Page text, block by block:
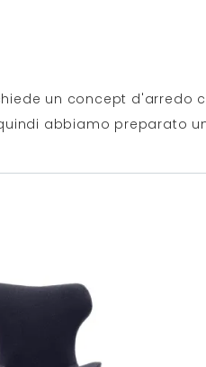
un concept d'arredo
abbiamo preparato